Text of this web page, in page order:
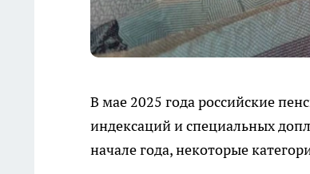
В мае 2025 года российские
индексаций и специальных
начале года, некоторые